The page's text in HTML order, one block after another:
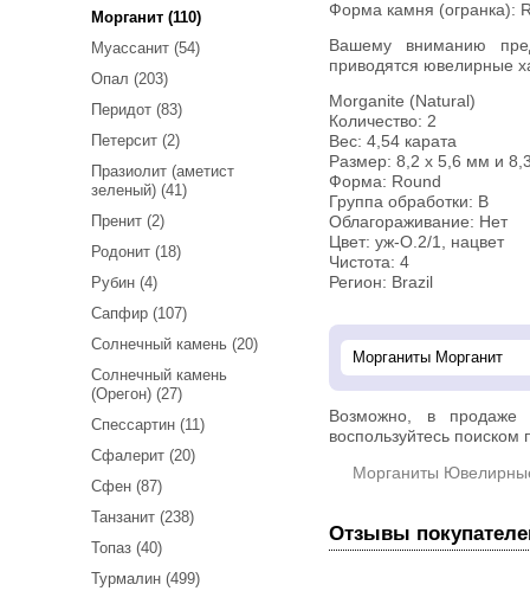
Морганит (110)
Муассанит (54)
Опал (203)
Перидот (83)
Петерсит (2)
Празиолит (аметист
зеленый) (41)
Пренит (2)
Родонит (18)
Рубин (4)
Сапфир (107)
Солнечный камень (20)
Солнечный камень
(Орегон) (27)
Спессартин (11)
Сфалерит (20)
Сфен (87)
Танзанит (238)
Топаз (40)
Турмалин (499)
Форма камня (огранка):
Вашему вниманию предлагается пара морганитов! Ниже
приводятся ювелирные
Morganite (Natural)
Количество: 2
Вес: 4,54 карата
Размер: 8,2 х 5,6 мм и
Форма: Round
Группа обработки: В
Облагораживание: Нет
Цвет: уж-О.2/1, нацвет
Чистота: 4
Регион: Brazil
Возможно, в
воспользуйтесь поиском
Морганиты
Отзывы